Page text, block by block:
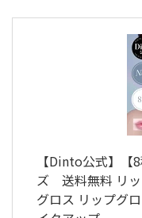
【Dinto公式】【
ズ 送料無料 リッ
グロス リップグ